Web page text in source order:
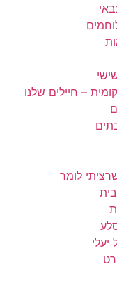
– חיילים שלנו
לומר